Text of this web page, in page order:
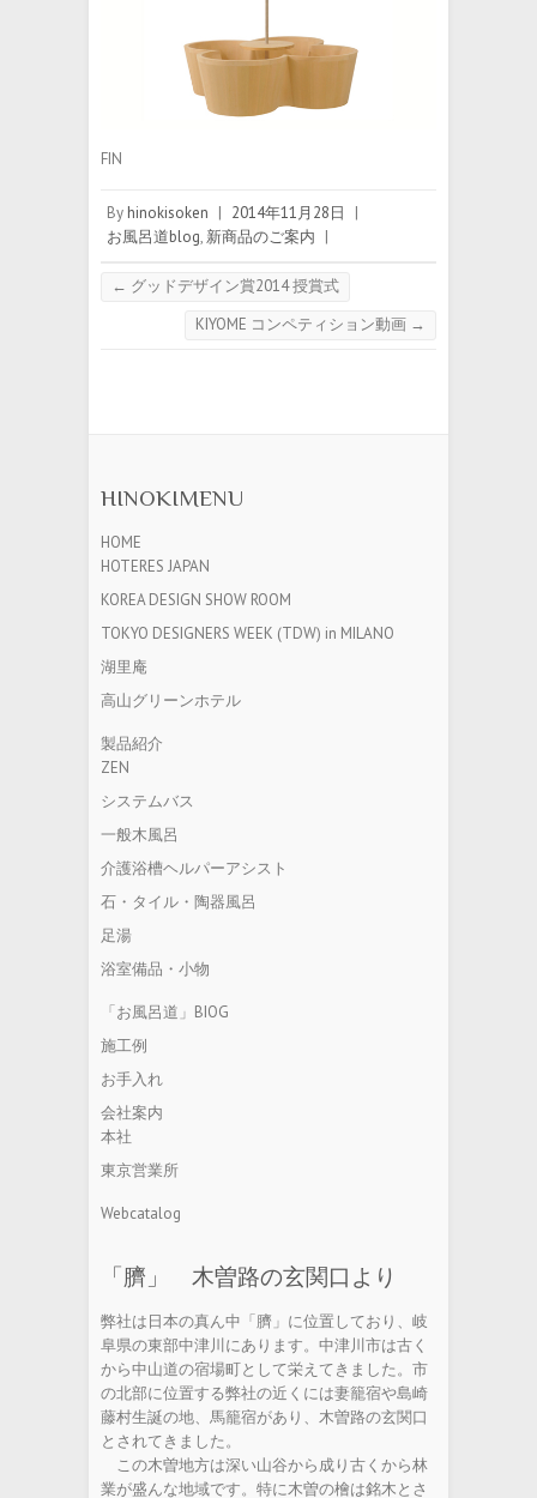
FIN
By hinokisoken | 2014年11月28日
|
お風呂道blog, 新商品のご案内 |
← グッドデザイン賞2014 授賞式
KIYOME コンペティション動画 →
HINOKIMENU
HOME
HOTERES JAPAN
KOREA DESIGN SHOW ROOM
TOKYO DESIGNERS WEEK (TDW) in MILANO
湖里庵
高山グリーンホテル
製品紹介
ZEN
システムバス
一般木風呂
介護浴槽ヘルパーアシスト
石・タイル・陶器風呂
足湯
浴室備品・小物
「お風呂道」BIOG
施工例
お手入れ
会社案内
本社
東京営業所
Webcatalog
「臍」 木曽路の玄関口より
弊社は日本の真ん中「臍」に位置しており、岐
阜県の東部中津川にあります。中津川市は古く
から中山道の宿場町として栄えてきました。市
の北部に位置する弊社の近くには妻籠宿や島崎
藤村生誕の地、馬籠宿があり、木曽路の玄関口
とされてきました。
この木曽地方は深い山谷から成り古くから林
業が盛んな地域です。特に木曽の檜は銘木とさ